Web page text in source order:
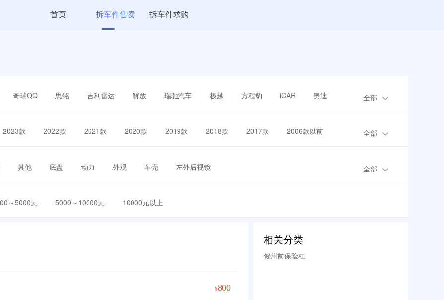
首页 拆车件售卖 拆车件求购
奇瑞QQ 思铭 吉利雷达 解放 瑞驰汽车 极越 方程豹 iCAR 奥迪 全部
2023款 2022款 2021款 2020款 2019款 2018款 2017款 2006款以前 全部
其他 底盘 动力 外观 车壳 左外后视镜 全部
～5000元 5000～10000元 10000元以上
¥800
相关分类
贺州前保险杠